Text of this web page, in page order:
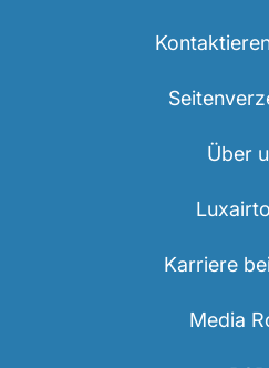
Über
Karriere
Media